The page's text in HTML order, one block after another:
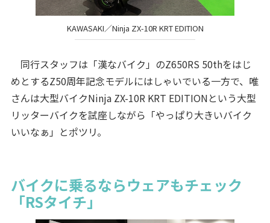
KAWASAKI／Ninja ZX-10R KRT EDITION
同行スタッフは「漢なバイク」のZ650RS 50thをはじ
めとするZ50周年記念モデルにはしゃいでいる一方で、唯
さんは大型バイクNinja ZX-10R KRT EDITIONという大型
リッターバイクを試座しながら「やっぱり大きいバイク
いいなぁ」とポツリ。
バイクに乗るならウェアもチェック
「RSタイチ」